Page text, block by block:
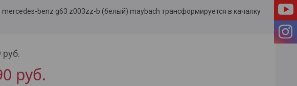
mercedes-benz g63 z003zz-b (белый) maybach трансформируется в качалку
руб.
руб.